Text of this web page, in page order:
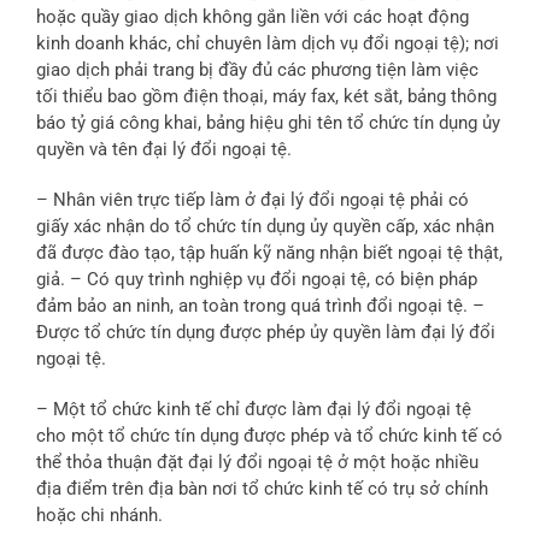
hoặc quầy giao dịch không gắn liền với các hoạt động
kinh doanh khác, chỉ chuyên làm dịch vụ đổi ngoại tệ); nơi
giao dịch phải trang bị đầy đủ các phương tiện làm việc
tối thiểu bao gồm điện thoại, máy fax, két sắt, bảng thông
báo tỷ giá công khai, bảng hiệu ghi tên tổ chức tín dụng ủy
quyền và tên đại lý đổi ngoại tệ.
– Nhân viên trực tiếp làm ở đại lý đổi ngoại tệ phải có
giấy xác nhận do tổ chức tín dụng ủy quyền cấp, xác nhận
đã được đào tạo, tập huấn kỹ năng nhận biết ngoại tệ thật,
giả. – Có quy trình nghiệp vụ đổi ngoại tệ, có biện pháp
đảm bảo an ninh, an toàn trong quá trình đổi ngoại tệ. –
Được tổ chức tín dụng được phép ủy quyền làm đại lý đổi
ngoại tệ.
– Một tổ chức kinh tế chỉ được làm đại lý đổi ngoại tệ
cho một tổ chức tín dụng được phép và tổ chức kinh tế có
thể thỏa thuận đặt đại lý đổi ngoại tệ ở một hoặc nhiều
địa điểm trên địa bàn nơi tổ chức kinh tế có trụ sở chính
hoặc chi nhánh.